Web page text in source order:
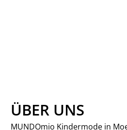
ÜBER UNS
MUNDOmio Kindermode in